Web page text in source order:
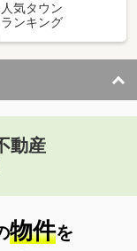
人気タウン
ランキング
動産
物件を